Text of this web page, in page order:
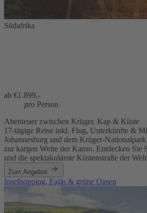
Südafrika
ab €1.899,-
pro Person
Abenteuer zwischen Krüger, Kap & Küste
17-tägige Reise inkl. Flug, Unterkünfte &
Johannesburg und dem Krüger-
zur kargen Weite der Karoo. Entdecken Sie
und die spektakulärste Küstenstraße der
Zum Angebot
Inselhopping, Fajãs & grüne Oasen